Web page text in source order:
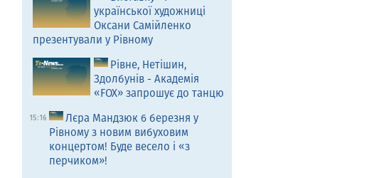
української художниці
Оксани Самійленко
презентували у Рівному
Рівне, Нетішин,
Здолбунів - Академія
«FOX» запрошує до танцю
15:16
Лєра Мандзюк 6 березня у
Рівному з новим вибуховим
концертом! Буде весело і «з
перчиком»!